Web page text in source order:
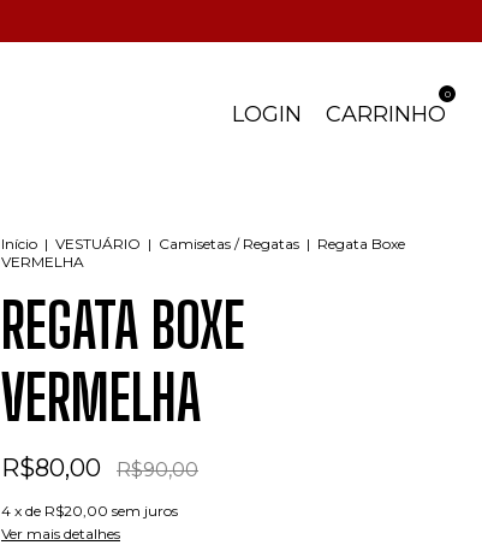
LOGIN CARRINHO
0
Início | VESTUÁRIO | Camisetas / Regatas | Regata Boxe
VERMELHA
REGATA BOXE
VERMELHA
R$80,00 R$90,00
4 x de R$20,00 sem juros
Ver mais detalhes